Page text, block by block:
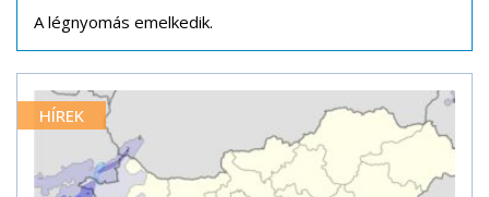
A légnyomás emelkedik.
HÍREK